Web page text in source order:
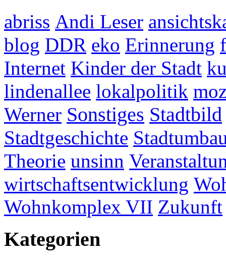
abriss Andi Leser
blog DDR eko Erinnerung
Internet Kinder der Stadt
lindenallee lokalpolitik
Werner Sonstiges Stadtbild
Stadtgeschichte
Theorie unsinn
wirtschaftsentwicklung
Wohnkomplex VII Zukunft
Kategorien